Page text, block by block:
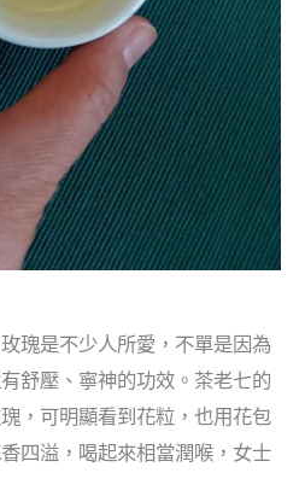
瑰是不少人所愛，不單是因為
舒壓、寧神的功效。茶老七的
，可明顯看到花粒，也用花包
四溢，喝起來相當潤喉，女士